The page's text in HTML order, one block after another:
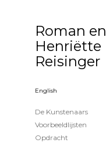
Roman en
Henriëtte
Reisinger
English
De Kunstenaars
Voorbeeldlijsten
Opdracht